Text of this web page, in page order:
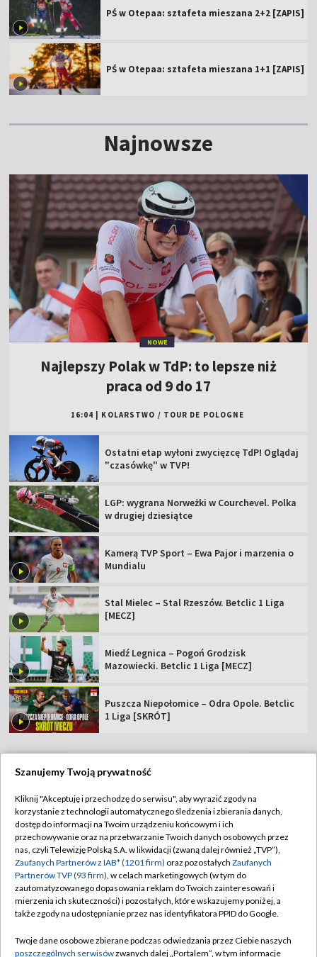
PŚ w Otepaa: sztafeta mieszana 2+2 [ZAPIS]
PŚ w Otepaa: sztafeta mieszana 1+1 [ZAPIS]
Najnowsze
NOWE
Najlepszy Polak w TdP: to lepsze niż
praca od 9 do 17
16:04 KOLARSTWO / TOUR DE POLOGNE
Ostatni etap wyłoni zwycięzcę TdP! Oglądaj
"czasówkę" w TVP!
LGP: wygrana Norweżki w Courchevel. Polka
w drugiej dziesiątce
Kamerą TVP Sport – Ewa Pajor i marzenia o
Mundialu
Stal Mielec – Stal Rzeszów. Betclic 1 Liga
[MECZ]
Miedź Legnica – Pogoń Grodzisk
Mazowiecki. Betclic 1 Liga [MECZ]
Puszcza Niepołomice – Odra Opole. Betclic
1 Liga [SKRÓT]
Abonament TVP
Sklep TVP
Biuro Reklamy
Oferta Handlowa
Telegazeta ogłoszenia
Rada Programowa
Regulamin TVP
Polityka prywatności
Moje zgody
Biuro reklamy
Kontakt
Kanały
Szanujemy Twoją prywatność
Kliknij "Akceptuję i przechodzę do serwisu", aby wyrazić zgody na
korzystanie z technologii automatycznego śledzenia i zbierania danych,
dostęp do informacji na Twoim urządzeniu końcowym i ich
przechowywanie oraz na przetwarzanie Twoich danych osobowych przez
nas, czyli Telewizję Polską S.A. w likwidacji (zwaną dalej również „TVP”),
Zaufanych Partnerów z IAB* (1201 firm) oraz pozostałych Zaufanych
Partnerów TVP (93 firm), w celach marketingowych (w tym do
zautomatyzowanego dopasowania reklam do Twoich zainteresowań i
mierzenia ich skuteczności) i pozostałych, które wskazujemy poniżej, a
także zgody na udostępnianie przez nas identyfikatora PPID do Google.
Twoje dane osobowe zbierane podczas odwiedzania przez Ciebie naszych
poszczególnych serwisówzwanych dalej „Portalem”, w tym informacje